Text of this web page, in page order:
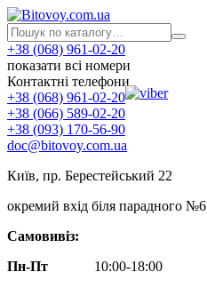
+38 (068) 961-02-20
показати всі номери
Контактні телефони
+38 (068) 961-02-20
+38 (066) 589-02-20
+38 (093) 170-56-90
doc@bitovoy.com.ua
Київ, пр. Берестейський 22
окремий вхід біля парадного №6
Самовивіз:
Пн-Пт
10:00-18:00